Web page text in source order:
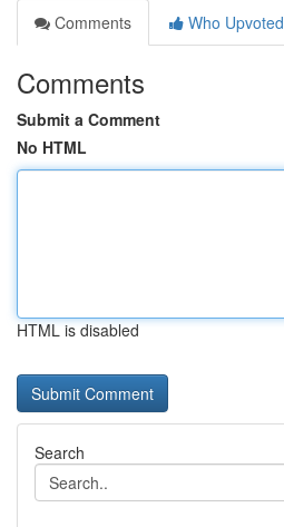
Comments
Who Upvoted
Comments
Submit a Comment
No HTML
HTML is disabled
Search